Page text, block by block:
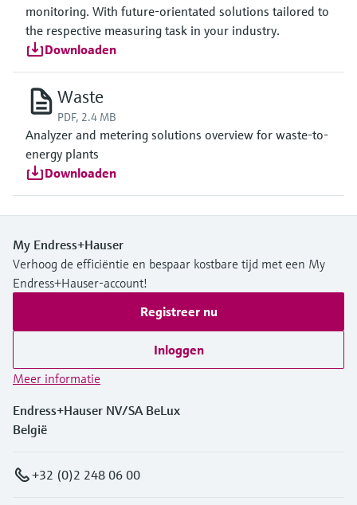
monitoring. With future-orientated solutions tailored to
the respective measuring task in your industry.
Downloaden
Waste
PDF, 2.4 MB
Analyzer and metering solutions overview for waste-to-
energy plants
Downloaden
My Endress+Hauser
Verhoog de efficiëntie en bespaar kostbare tijd met een My
Endress+Hauser-account!
Registreer nu
Inloggen
Meer informatie
Endress+Hauser NV/SA BeLux
België
+32 (0)2 248 06 00